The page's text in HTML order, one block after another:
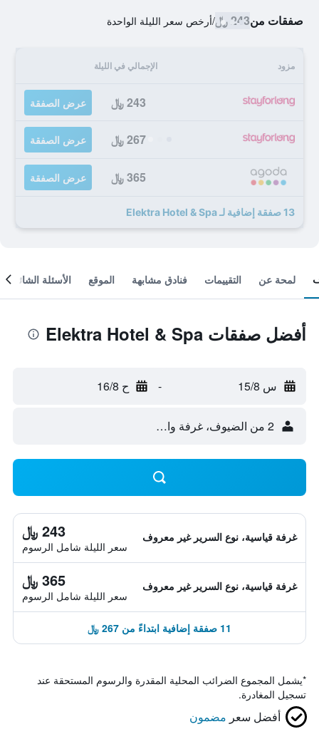
صفقات من243 ﷼ /أرخص سعر الليلة الواحدة
مزود الإجمالي في الليلة
243 ﷼ عرض الصفقة
267 ﷼ عرض الصفقة
365 ﷼ عرض الصفقة
13 صفقة إضافية لـ Elektra Hotel & Spa
لمحة عن التقييمات فنادق مشابهة الموقع الأسئلة الشائعة
أفضل صفقات Elektra Hotel & Spa
س 15/8 - ح 16/8
2 من الضيوف، غرفة واحدة
غرفة قياسية، نوع السرير غير معروف 243 ﷼
سعر الليلة شامل الرسوم
غرفة قياسية، نوع السرير غير معروف 365 ﷼
سعر الليلة شامل الرسوم
11 صفقة إضافية ابتداءً من 267 ﷼
*يشمل المجموع الضرائب المحلية المقدرة والرسوم المستحقة عند
تسجيل المغادرة.
أفضل سعر مضمون